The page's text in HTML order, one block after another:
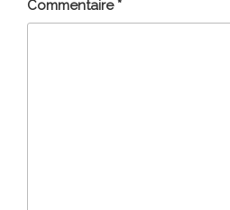
Commentaire*